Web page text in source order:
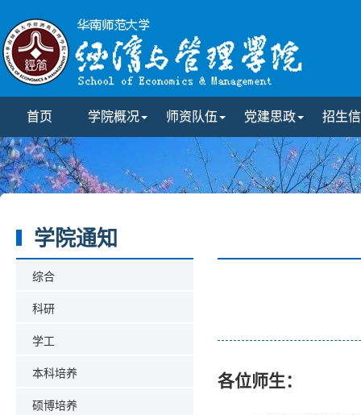
首页 学院概况 师资队伍 党建思政 招生
学院通知
综合
科研
学工
本科培养
硕博培养
各位师生：